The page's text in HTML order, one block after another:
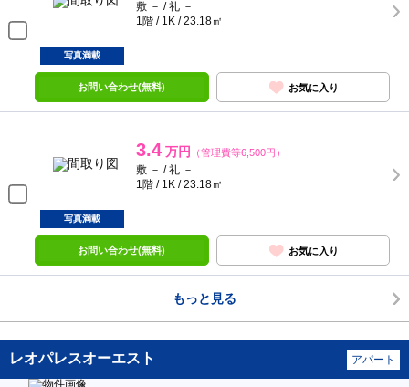
敷 － / 礼 －
1階 / 1K / 23.18㎡
写真満載
お問い合わせ(無料) お気に入り
3.4 万円 （管理費等6,500円）
敷 － / 礼 －
1階 / 1K / 23.18㎡
写真満載
お問い合わせ(無料) お気に入り
もっと見る
レオパレスオーエスト アパート